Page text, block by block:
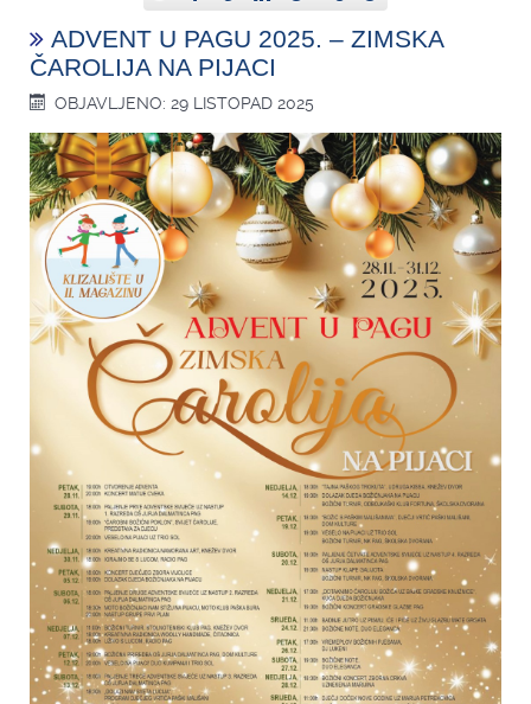
ADVENT U PAGU 2025. – ZIMSKA
ČAROLIJA NA PIJACI
OBJAVLJENO: 29 LISTOPAD 2025